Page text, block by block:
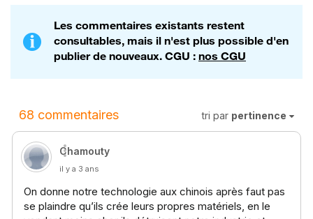
Les commentaires existants restent
consultables, mais il n'est plus possible d'en
publier de nouveaux. CGU : nos CGU